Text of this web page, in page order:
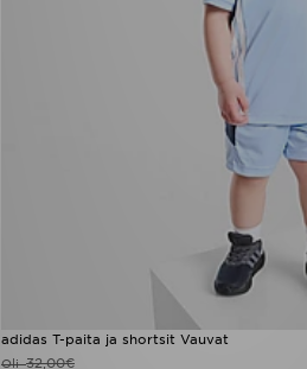
adidas T-paita ja shortsit Vauvat
Oli32,00€